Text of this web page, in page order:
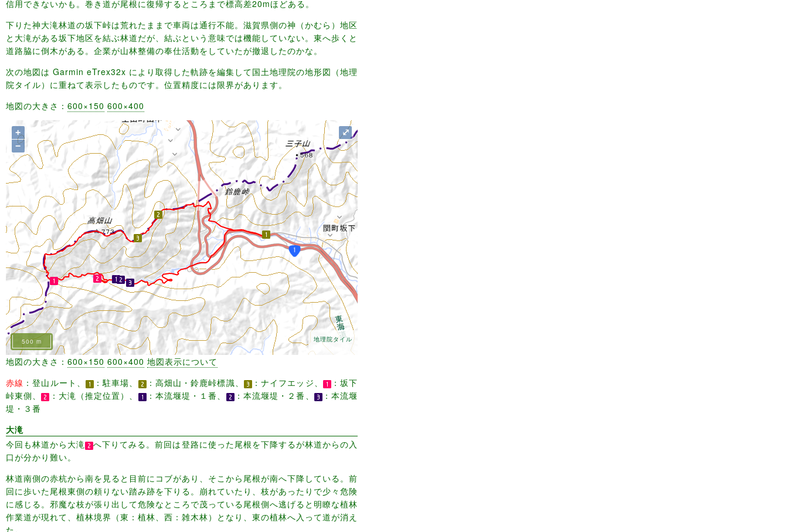
信用できないかも。巻き道が尾根に復帰するところまで標高差20mほどある。
下りた神大滝林道の坂下峠は荒れたままで車両は通行不能。滋賀県側の神（かむら）地区
と大滝がある坂下地区を結ぶ林道だが、結ぶという意味では機能していない。東へ歩くと
道路脇に倒木がある。企業が山林整備の奉仕活動をしていたが撤退したのかな。
次の地図は Garmin eTrex32x により取得した軌跡を編集して国土地理院の地形図（地理
院タイル）に重ねて表示したものです。位置精度には限界があります。
地図の大きさ： 600×150 600×400
+
−
地理院タイル
⤢
500 m
地図の大きさ： 600×150 600×400 地図表示について
赤線 ：登山ルート、 ：駐車場、 ：高畑山・鈴鹿峠標識、 ：ナイフエッジ、
：坂下
峠東側、
：大滝（推定位置）、 ：本流堰堤・１番、 ：本流堰堤・２番、
：本流堰
堤・３番
大滝
今回も林道から大滝
へ下りてみる。前回は登路に使った尾根を下降するが林道からの入
口が分かり難い。
林道南側の赤杭から南を見ると目前にコブがあり、そこから尾根が南へ下降している。前
回に歩いた尾根東側の頼りない踏み跡を下りる。崩れていたり、枝があったりで少々危険
に感じる。邪魔な枝が張り出して危険なところで茂っている尾根側へ逃げると明瞭な植林
作業道が現れて、植林境界（東：植林、西：雑木林）となり、東の植林へ入って道が消え
た。